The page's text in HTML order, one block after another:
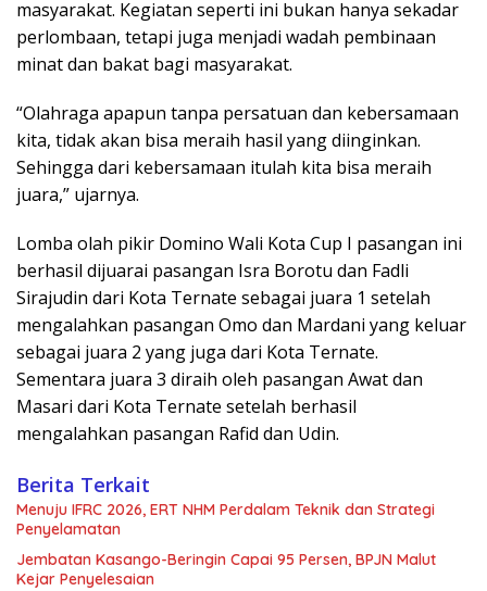
masyarakat. Kegiatan seperti ini bukan hanya sekadar
perlombaan, tetapi juga menjadi wadah pembinaan
minat dan bakat bagi masyarakat.
“Olahraga apapun tanpa persatuan dan kebersamaan
kita, tidak akan bisa meraih hasil yang diinginkan.
Sehingga dari kebersamaan itulah kita bisa meraih
juara,” ujarnya.
Lomba olah pikir Domino Wali Kota Cup I pasangan ini
berhasil dijuarai pasangan Isra Borotu dan Fadli
Sirajudin dari Kota Ternate sebagai juara 1 setelah
mengalahkan pasangan Omo dan Mardani yang keluar
sebagai juara 2 yang juga dari Kota Ternate.
Sementara juara 3 diraih oleh pasangan Awat dan
Masari dari Kota Ternate setelah berhasil
mengalahkan pasangan Rafid dan Udin.
Berita Terkait
Menuju IFRC 2026, ERT NHM Perdalam Teknik dan Strategi
Penyelamatan
Jembatan Kasango-Beringin Capai 95 Persen, BPJN Malut
Kejar Penyelesaian